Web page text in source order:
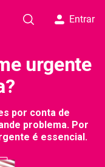
Entrar
urgente
por conta de
problema. Por
é essencial.